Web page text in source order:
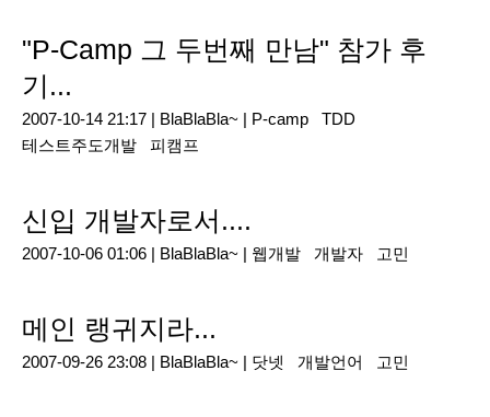
"P-Camp 그 두번째 만남" 참가 후
기...
2007-10-14 21:17 | BlaBlaBla~ | P-camp
TDD
테스트주도개발
피캠프
신입 개발자로서....
2007-10-06 01:06 | BlaBlaBla~ | 웹개발 개발자 고민
메인 랭귀지라...
2007-09-26 23:08 | BlaBlaBla~ | 닷넷 개발언어 고민